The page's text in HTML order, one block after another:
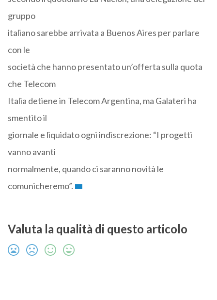
gruppo
italiano sarebbe arrivata a Buenos Aires per parlare
con le
società che hanno presentato un’offerta sulla quota
che Telecom
Italia detiene in Telecom Argentina, ma Galateri ha
smentito il
giornale e liquidato ogni indiscrezione: “I progetti
vanno avanti
normalmente, quando ci saranno novità le
comunicheremo”.
Valuta la qualità di questo articolo